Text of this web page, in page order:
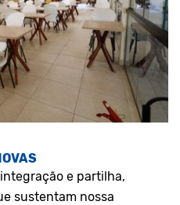
e partilha,
sustentam nossa